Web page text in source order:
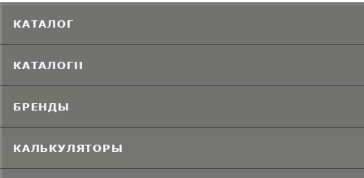
КАТАЛОГ
КАТАЛОГИ
БРЕНДЫ
КАЛЬКУЛЯТОРЫ